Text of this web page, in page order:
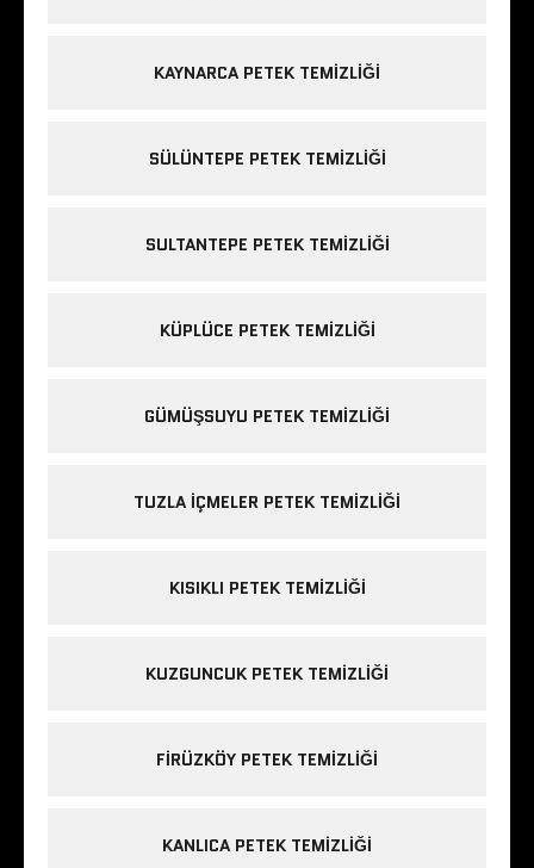
KAYNARCA PETEK TEMIZLIĞI
SÜLÜNTEPE PETEK TEMIZLIĞI
SULTANTEPE PETEK TEMIZLIĞI
KÜPLÜCE PETEK TEMIZLIĞI
GÜMÜŞSUYU PETEK TEMIZLIĞI
TUZLA IÇMELER PETEK TEMIZLIĞI
KISIKLI PETEK TEMIZLIĞI
KUZGUNCUK PETEK TEMIZLIĞI
FIRÜZKÖY PETEK TEMIZLIĞI
KANLICA PETEK TEMIZLIĞI